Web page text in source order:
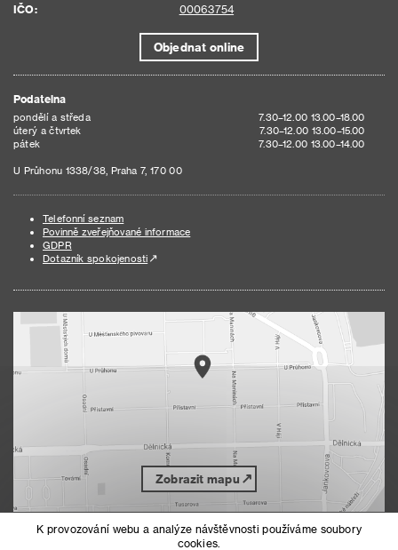
IČO:
00063754
Objednat online
Podatelna
pondělí a středa
7.30–12.00 13.00–18.00
úterý a čtvrtek
7.30–12.00 13.00–15.00
pátek
7.30–12.00 13.00–14.00
U Průhonu 1338/38, Praha 7, 170 00
Telefonní seznam
Povinně zveřejňované informace
GDPR
Dotazník spokojenosti
Zobrazit mapu
K provozování webu a analýze návštěvnosti používáme soubory
cookies.